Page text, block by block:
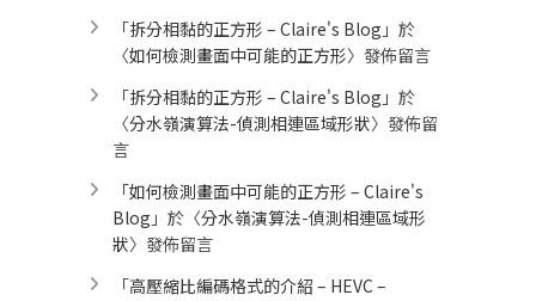
「拆分相黏的正方形 – Claire's Blog 」於
〈如何檢測畫面中可能的正方形〉發佈留言
「拆分相黏的正方形 – Claire's Blog 」於
〈分水嶺演算法-偵測相連區域形狀〉發佈留
言
「如何檢測畫面中可能的正方形 – Claire's
Blog 」於〈分水嶺演算法-偵測相連區域形
狀〉發佈留言
「高壓縮比編碼格式的介紹 – HEVC –